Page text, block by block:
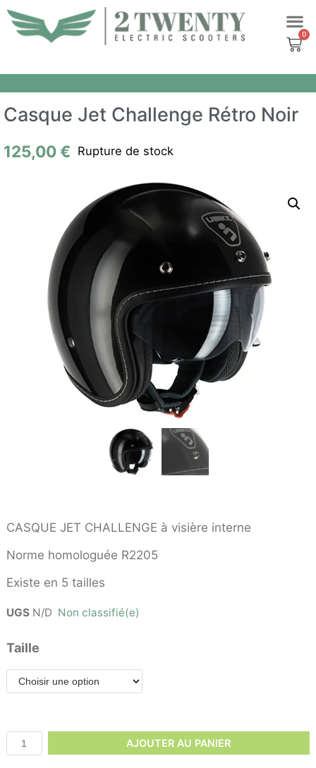
Aller
au
Casque Jet Challenge Rétro Noir
125,00€ Rupture de stock
CASQUE JET CHALLENGE à visière interne
Norme homologuée R2205
Existe en 5 tailles
UGS N/D Non classifié(e)
Taille
AJOUTER AU PANIER